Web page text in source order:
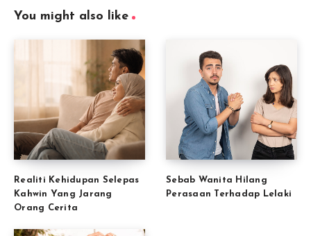
You might also like
Realiti Kehidupan Selepas
Kahwin Yang Jarang
Orang Cerita
Sebab Wanita Hilang
Perasaan Terhadap Lelaki